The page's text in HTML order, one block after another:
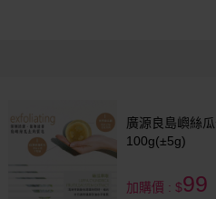
廣源良島嶼絲
100g(±5g)
加購價 : $99